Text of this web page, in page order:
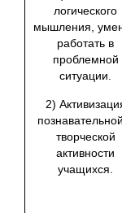
логического
мышления,
работать в
проблемной
ситуации.
2)
творческой
активности
учащихся.